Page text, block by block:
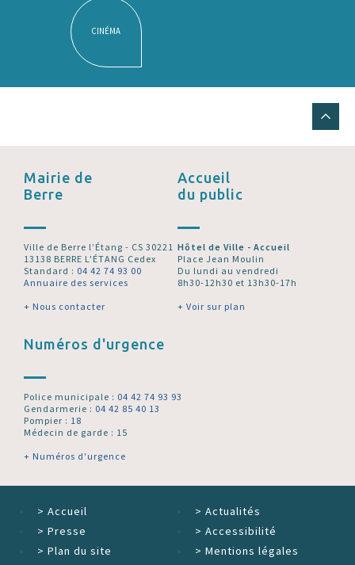
CINÉMA
Mairie de
Berre
Ville de Berre l’Étang - CS 30221
13138 BERRE L'ÉTANG Cedex
Standard : 04 42 74 93 00
Annuaire des services
+ Nous contacter
Accueil
du public
Hôtel de Ville - Accueil
Place Jean Moulin
Du lundi au vendredi
8h30-12h30 et 13h30-17h
+ Voir sur plan
Numéros d'urgence
Police municipale : 04 42 74 93 93
Gendarmerie : 04 42 85 40 13
Pompier : 18
Médecin de garde : 15
+ Numéros d'urgence
> Accueil > Actualités
> Presse > Accessibilité
> Plan du site > Mentions légales